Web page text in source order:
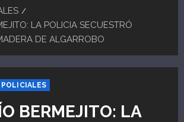
LA POLICIA SECUESTRÓ
DE ALGARROBO
POLICIALES
BERMEJITO: LA